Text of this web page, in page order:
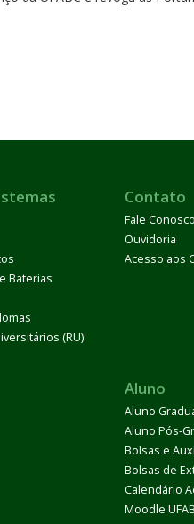
Baterias
(RU)
Contato
Fale Conosco
Ouvidoria
Acesso aos
Aluno
Aluno
Aluno Pós-
Bolsas e
Bolsas de
Calendário
Moodle